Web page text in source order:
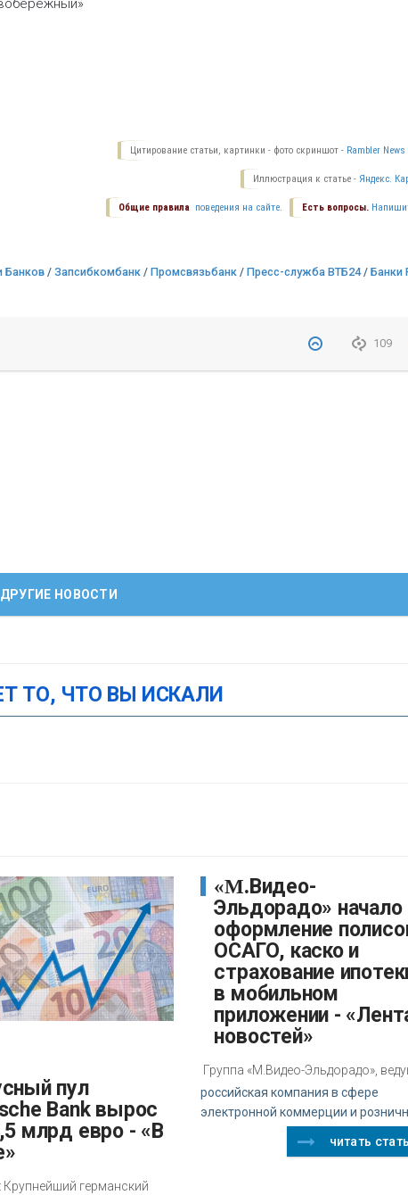
Цитирование статьи, картинки - фото скриншот - Rambler News
Иллюстрация к статье - Яндекс.
Есть вопросы.
Общие правила поведения на сайте.
Банков/Запсибкомбанк /Промсвязьбанк /Пресс-служба ВТБ24/Банки
109
ДРУГИЕ НОВОСТИ
ТО, ЧТО ВЫ ИСКАЛИ
Bank вырос
млрд евро - «В
Крупнейший германский
«М.Видео-
Эльдорадо» начало
оформление
ОСАГО, каско и
страхование
в мобильном
приложении -
новостей»
Группа «М.Видео-Эльдорадо»,
российская компания в сфере
электронной коммерции и
читать